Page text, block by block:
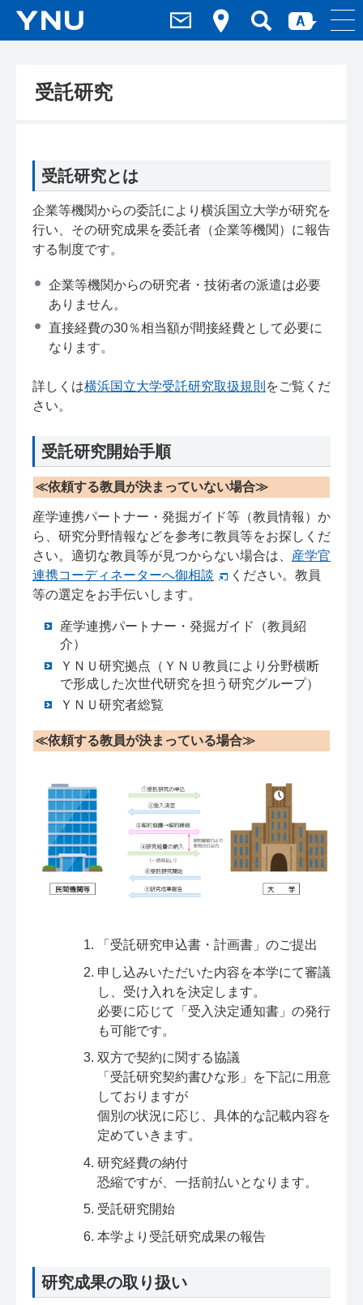
受託研究
受託研究とは
企業等機関からの委託により横浜国立大学が研究を
行い、その研究成果を委託者（企業等機関）に報告
する制度です。
企業等機関からの研究者・技術者の派遣は必要
ありません。
直接経費の30％相当額が間接経費として必要に
なります。
詳しくは横浜国立大学受託研究取扱規則 をご覧くだ
さい。
受託研究開始手順
≪依頼する教員が決まっていない場合≫
産学連携パートナー・発掘ガイド等（教員情報）か
ら、研究分野情報などを参考に教員等をお探しくだ
さい。適切な教員等が見つからない場合は、 産学官
連携コーディネーターへ御相談
ください。教員
等の選定をお手伝いします。
産学連携パートナー・発掘ガイド（教員紹
介）
ＹＮＵ研究拠点（ＹＮＵ教員により分野横断
で形成した次世代研究を担う研究グループ）
ＹＮＵ研究者総覧
≪依頼する教員が決まっている場合≫
「受託研究申込書・計画書」のご提出
申し込みいただいた内容を本学にて審議
し、受け入れを決定します。
必要に応じて「受入決定通知書」の発行
も可能です。
双方で契約に関する協議
「受託研究契約書ひな形」を下記に用意
しておりますが
個別の状況に応じ、具体的な記載内容を
定めていきます。
研究経費の納付
恐縮ですが、一括前払いとなります。
受託研究開始
本学より受託研究成果の報告
研究成果の取り扱い